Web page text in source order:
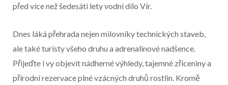
před více než šedesáti lety vodní dílo Vír.
Začátek reklamy
Konec reklamy
Dnes láká přehrada nejen milovníky technických staveb,
ale také turisty všeho druhu a adrenalinové nadšence.
Přijeďte i vy objevit nádherné výhledy, tajemné zříceniny a
přírodní rezervace plné vzácných druhů rostlin. Kromě